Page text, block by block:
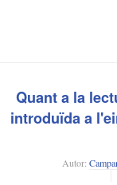
Quant a la
introduïda a
Autor: